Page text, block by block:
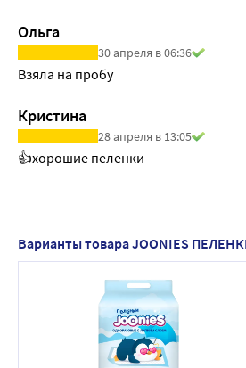
Ольга
30 апреля в 06:36
Взяла на пробу
Кристина
28 апреля в 13:05
👍хорошие пеленки
Варианты товара JOONIES